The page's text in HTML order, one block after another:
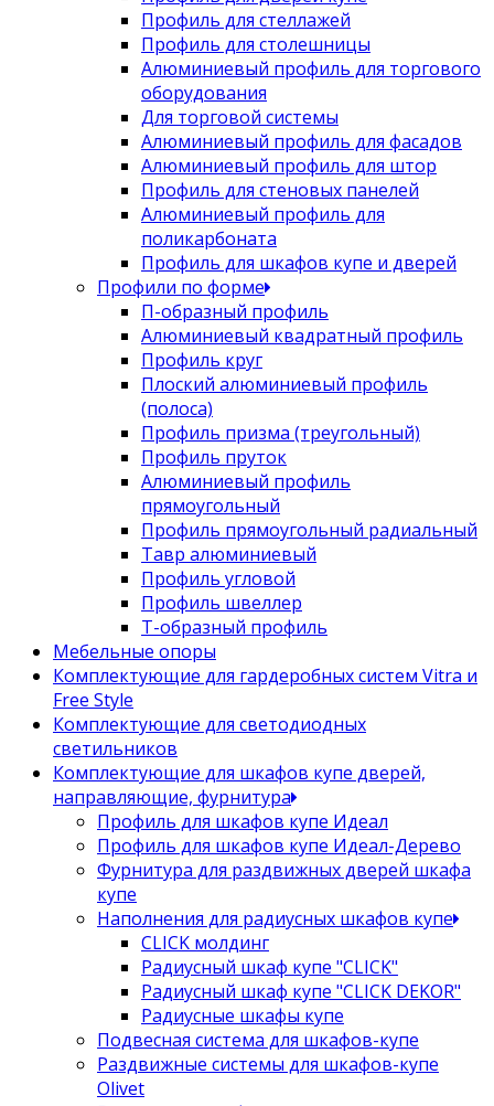
Профиль для стеллажей
Профиль для столешницы
Алюминиевый профиль для торгового
оборудования
Для торговой системы
Алюминиевый профиль для фасадов
Алюминиевый профиль для штор
Профиль для стеновых панелей
Алюминиевый профиль для
поликарбоната
Профиль для шкафов купе и дверей
Профили по форме
П-образный профиль
Алюминиевый квадратный профиль
Профиль круг
Плоский алюминиевый профиль
(полоса)
Профиль призма (треугольный)
Профиль пруток
Алюминиевый профиль
прямоугольный
Профиль прямоугольный радиальный
Тавр алюминиевый
Профиль угловой
Профиль швеллер
Т-образный профиль
Мебельные опоры
Комплектующие для гардеробных систем Vitra и
Free Style
Комплектующие для светодиодных
светильников
Комплектующие для шкафов купе дверей,
направляющие, фурнитура
Профиль для шкафов купе Идеал
Профиль для шкафов купе Идеал-Дерево
Фурнитура для раздвижных дверей шкафа
купе
Наполнения для радиусных шкафов купе
CLICK молдинг
Радиусный шкаф купе "CLICK"
Радиусный шкаф купе "CLICK DEKOR"
Радиусные шкафы купе
Подвесная система для шкафов-купе
Раздвижные системы для шкафов-купе
Olivet